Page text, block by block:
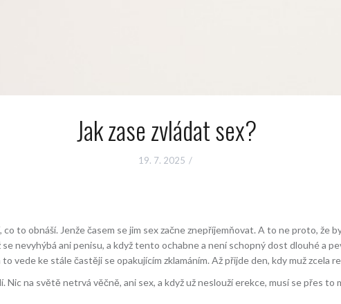
Jak zase zvládat sex?
19. 7. 2025
to obnáší. Jenže časem se jim sex začne znepříjemňovat. A to ne proto, že
nevyhýbá ani penisu, a když tento ochabne a není schopný dost dlouhé a
vede ke stále častěji se opakujícím zklamáním. Až přijde den, kdy muž zcela
na světě netrvá věčně, ani sex, a když už neslouží erekce, musí se přes to